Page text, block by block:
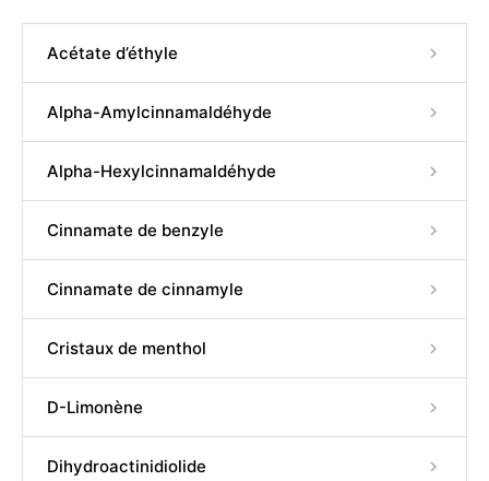
Acétate d’éthyle
Alpha-Amylcinnamaldéhyde
Alpha-Hexylcinnamaldéhyde
Cinnamate de benzyle
Cinnamate de cinnamyle
Cristaux de menthol
D-Limonène
Dihydroactinidiolide